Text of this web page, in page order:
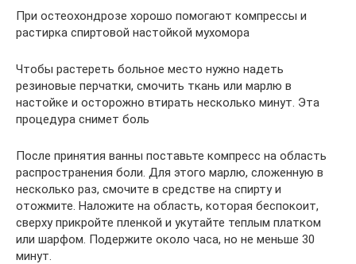
При остеохондрозе хорошо помогают компрессы и
растирка спиртовой настойкой мухомора
Чтобы растереть больное место нужно надеть
резиновые перчатки, смочить ткань или марлю в
настойке и осторожно втирать несколько минут. Эта
процедура снимет боль
После принятия ванны поставьте компресс на область
распространения боли. Для этого марлю, сложенную в
несколько раз, смочите в средстве на спирту и
отожмите. Наложите на область, которая беспокоит,
сверху прикройте пленкой и укутайте теплым платком
или шарфом. Подержите около часа, но не меньше 30
минут.